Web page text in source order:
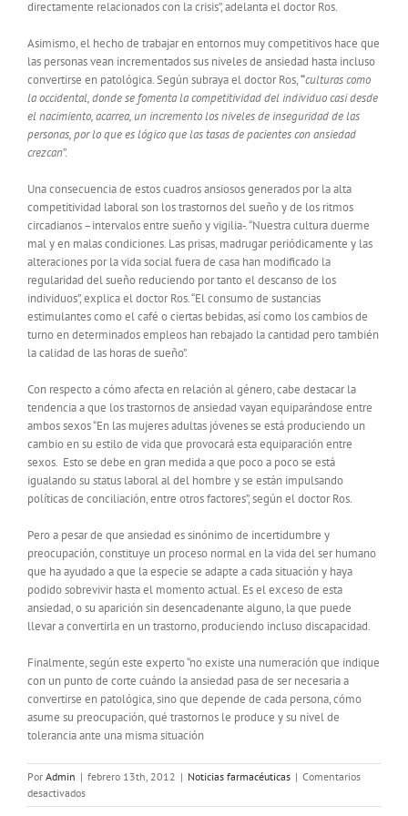
directamente relacionados con la crisis”, adelanta el doctor Ros.
Asimismo, el hecho de trabajar en entornos muy competitivos hace que
las personas vean incrementados sus niveles de ansiedad hasta incluso
convertirse en patológica. Según subraya el doctor Ros,“culturas como
la occidental, donde se fomenta la competitividad del individuo casi desde
el nacimiento, acarrea, un incremento los niveles de inseguridad de las
personas, por lo que es lógico que las tasas de pacientes con ansiedad
crezcan”.
Una consecuencia de estos cuadros ansiosos generados por la alta
competitividad laboral son los trastornos del sueño y de los ritmos
circadianos –intervalos entre sueño y vigilia-. “Nuestra cultura duerme
mal y en malas condiciones. Las prisas, madrugar periódicamente y las
alteraciones por la vida social fuera de casa han modificado la
regularidad del sueño reduciendo por tanto el descanso de los
individuos”, explica el doctor Ros. “El consumo de sustancias
estimulantes como el café o ciertas bebidas, así como los cambios de
turno en determinados empleos han rebajado la cantidad pero también
la calidad de las horas de sueño”.
Con respecto a cómo afecta en relación al género, cabe destacar la
tendencia a que los trastornos de ansiedad vayan equiparándose entre
ambos sexos “En las mujeres adultas jóvenes se está produciendo un
cambio en su estilo de vida que provocará esta equiparación entre
sexos. Esto se debe en gran medida a que poco a poco se está
igualando su status laboral al del hombre y se están impulsando
políticas de conciliación, entre otros factores”, según el doctor Ros.
Pero a pesar de que ansiedad es sinónimo de incertidumbre y
preocupación, constituye un proceso normal en la vida del ser humano
que ha ayudado a que la especie se adapte a cada situación y haya
podido sobrevivir hasta el momento actual. Es el exceso de esta
ansiedad, o su aparición sin desencadenante alguno, la que puede
llevar a convertirla en un trastorno, produciendo incluso discapacidad.
Finalmente, según este experto “no existe una numeración que indique
con un punto de corte cuándo la ansiedad pasa de ser necesaria a
convertirse en patológica, sino que depende de cada persona, cómo
asume su preocupación, qué trastornos le produce y su nivel de
tolerancia ante una misma situación
Por Admin | febrero 13th, 2012 | Noticias farmacéuticas | Comentarios
desactivadosen
El